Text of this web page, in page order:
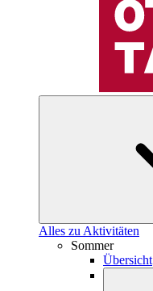
Alles zu Aktivitäten
Sommer
Übersicht